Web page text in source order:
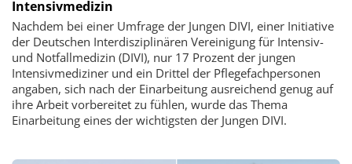
Intensivmedizin
Nachdem bei einer Umfrage der Jungen DIVI, einer Initiative
der Deutschen Interdisziplinären Vereinigung für Intensiv-
und Notfallmedizin (DIVI), nur 17 Prozent der jungen
Intensivmediziner und ein Drittel der Pflegefachpersonen
angaben, sich nach der Einarbeitung ausreichend genug auf
ihre Arbeit vorbereitet zu fühlen, wurde das Thema
Einarbeitung eines der wichtigsten der Jungen DIVI.